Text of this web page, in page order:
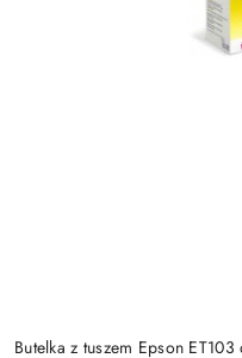
Butelka z tuszem Epson